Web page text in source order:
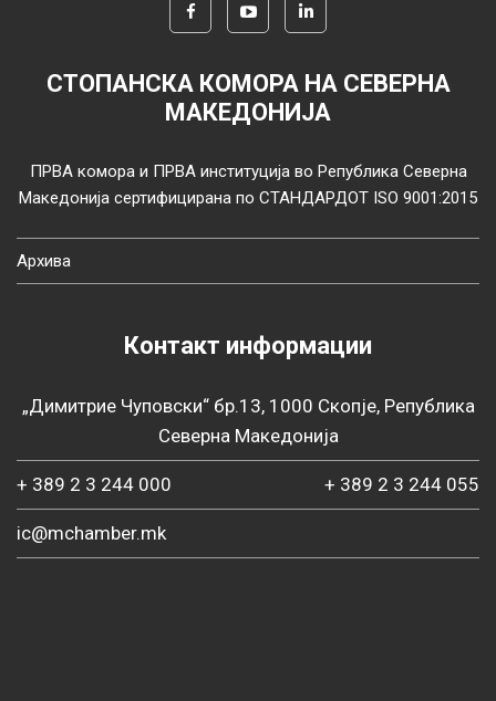
СТОПАНСКА КОМОРА НА СЕВЕРНА
МАКЕДОНИЈА
ПРВА комора и ПРВА институција во Република Северна
Македонија сертифицирана по СТАНДАРДОТ ISO 9001:2015
Архива
Контакт информации
„Димитрие Чуповски“ бр.13, 1000 Скопје, Република
Северна Македонија
+ 389 2 3 244 000 + 389 2 3 244 055
ic@mchamber.mk